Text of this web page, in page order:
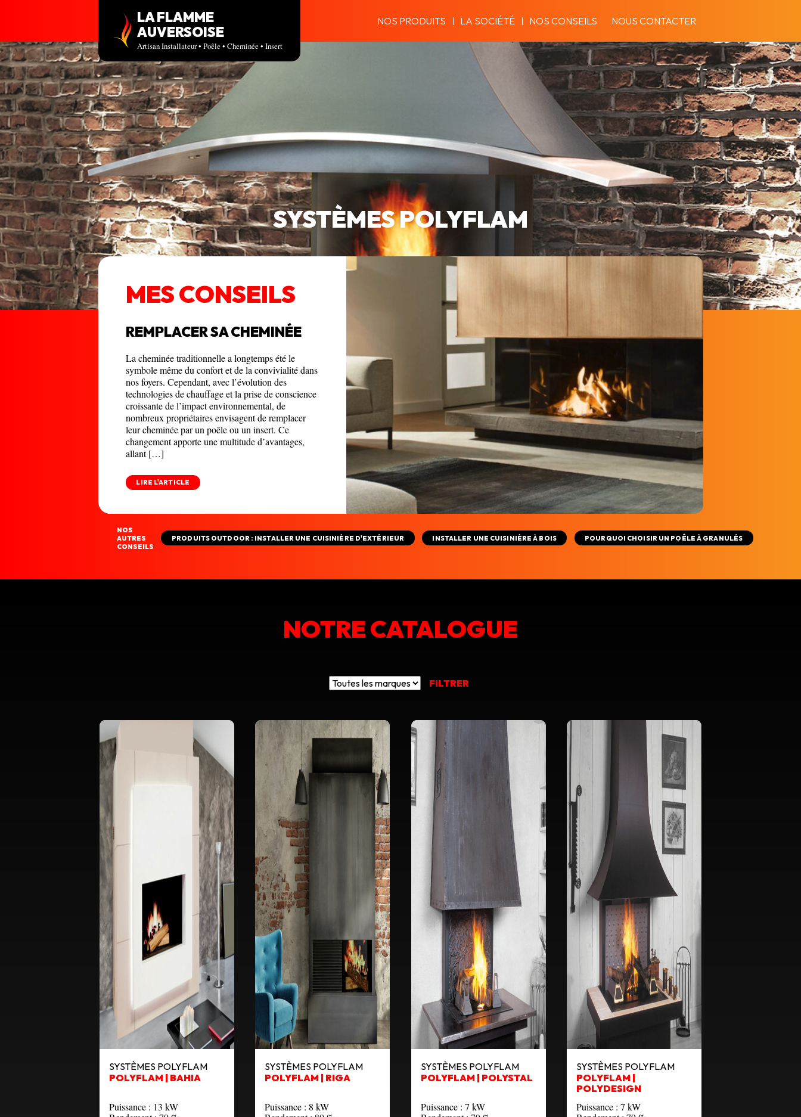
LA FLAMME
AUVERSOISE
Artisan Installateur • Poêle • Cheminée • Insert
NOS PRODUITS LA SOCIÉTÉ NOS CONSEILS NOUS CONTACTER
SYSTÈMES POLYFLAM
MES CONSEILS
REMPLACER SA CHEMINÉE
La cheminée traditionnelle a longtemps été le
symbole même du confort et de la convivialité dans
nos foyers. Cependant, avec l’évolution des
technologies de chauffage et la prise de conscience
croissante de l’impact environnemental, de
nombreux propriétaires envisagent de remplacer
leur cheminée par un poêle ou un insert. Ce
changement apporte une multitude d’avantages,
allant […]
LIRE L'ARTICLE
NOS
AUTRES
CONSEILS
PRODUITS OUTDOOR : INSTALLER UNE CUISINIÈRE D'EXTÉRIEUR INSTALLER UNE CUISINIÈRE À BOIS POURQUOI CHOISIR UN POÊLE À GRANULÉS
NOTRE CATALOGUE
FILTRER
SYSTÈMES POLYFLAM
POLYFLAM | BAHIA
Puissance : 13 kW
SYSTÈMES POLYFLAM
POLYFLAM | RIGA
Puissance : 8 kW
SYSTÈMES POLYFLAM
POLYFLAM | POLYSTAL
Puissance : 7 kW
SYSTÈMES POLYFLAM
POLYFLAM |
POLYDESIGN
Puissance : 7 kW